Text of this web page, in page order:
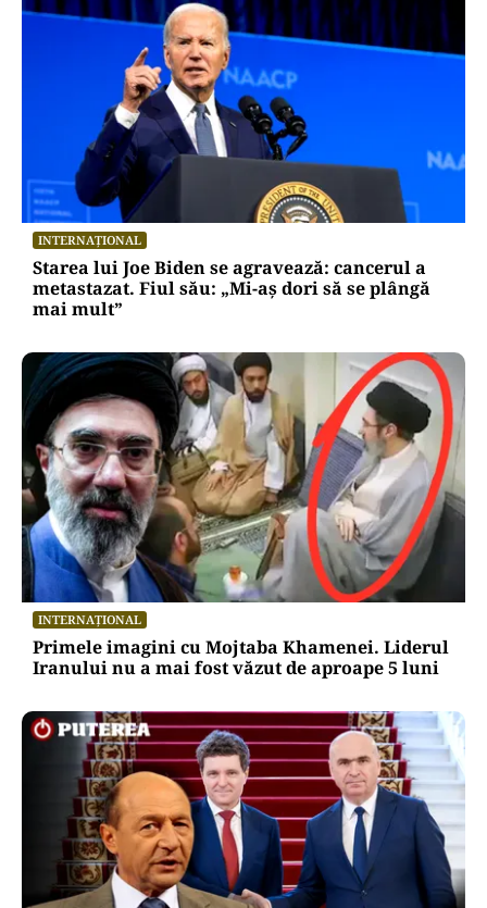
INTERNAȚIONAL
Starea lui Joe Biden se agravează: cancerul a
metastazat. Fiul său: „Mi-aș dori să se plângă
mai mult”
INTERNAȚIONAL
Primele imagini cu Mojtaba Khamenei. Liderul
Iranului nu a mai fost văzut de aproape 5 luni